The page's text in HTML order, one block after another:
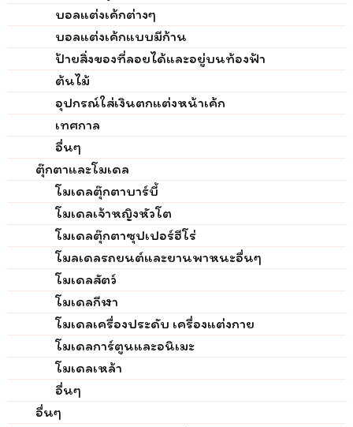
บอลแต่งเค้กต่างๆ
บอลแต่งเค้กแบบมีก้าน
ป้ายสิ่งของที่ลอยได้และอยู่บนท้องฟ้า
ต้นไม้
อุปกรณ์ใส่เงินตกแต่งหน้าเค้ก
เทศกาล
อื่นๆ
ตุ๊กตาและโมเดล
โมเดลตุ๊กตาบาร์บี้
โมเดลเจ้าหญิงหัวโต
โมเดลตุ๊กตาซุปเปอร์ฮีโร่
โมลเดลรถยนต์และยานพาหนะอื่นๆ
โมเดลสัตว์
โมเดลกีฬา
โมเดลเครื่องประดับ เครื่องแต่งกาย
โมเดลการ์ตูนและอนิเมะ
โมเดลเหล้า
อื่นๆ
อื่นๆ